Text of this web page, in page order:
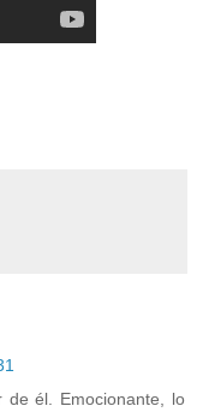
él. Emocionante, lo